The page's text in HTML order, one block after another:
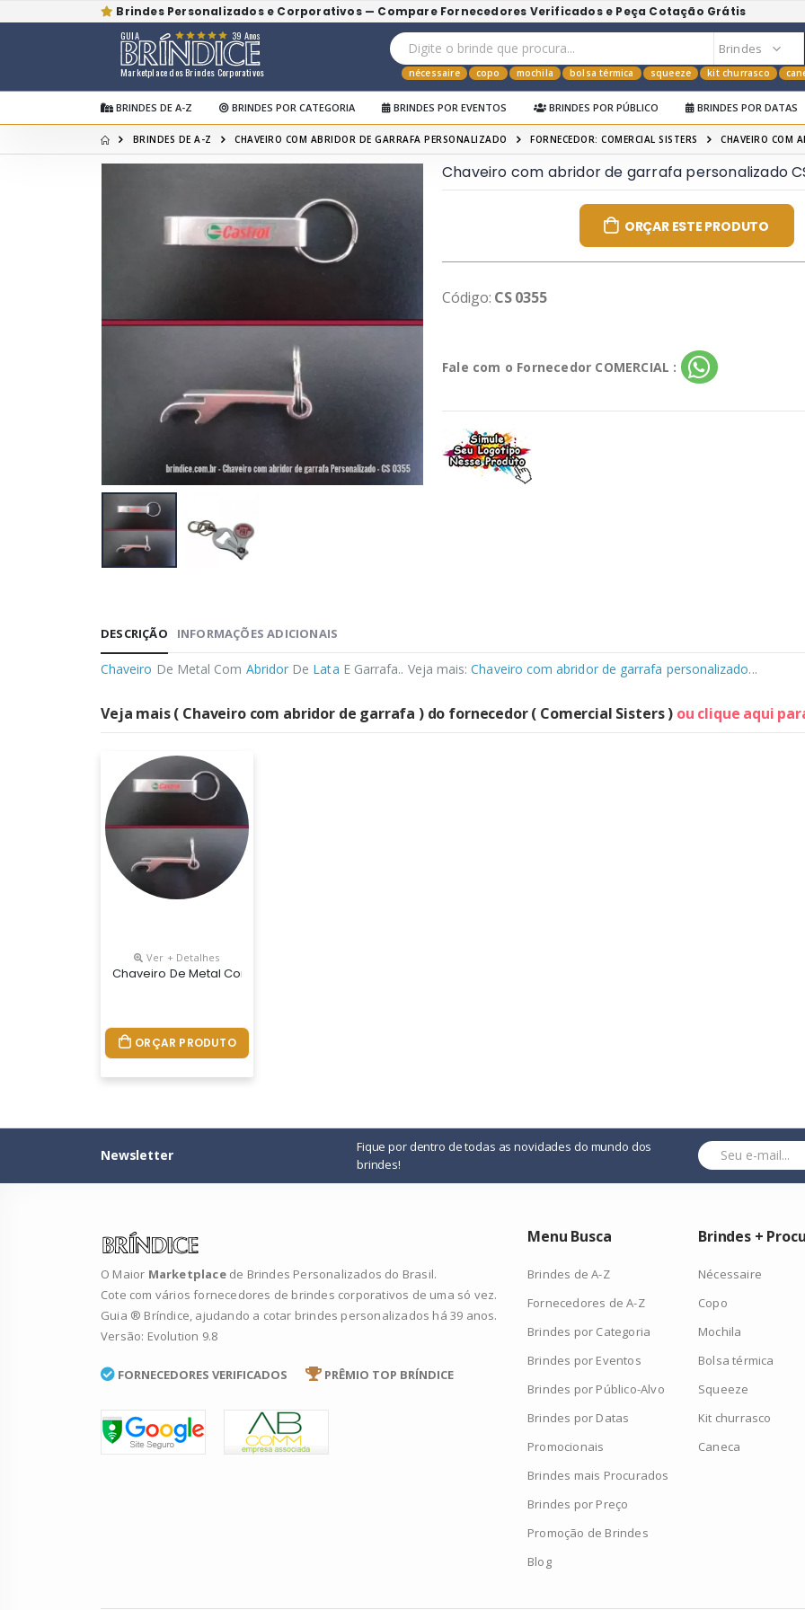
Brindes Personalizados e Corporativos — Compare Fornecedores Verificados e Peça Cotação Grátis
Marketplace dos Brindes Corporativos
GUIA 39 Anos
nécessaire copo mochila bolsa térmica squeeze kit churrasco
BRINDES DE A-Z BRINDES POR CATEGORIA BRINDES POR EVENTOS BRINDES POR PÚBLICO BRINDES POR DATAS
BRINDES DE A-Z CHAVEIRO COM ABRIDOR DE GARRAFA PERSONALIZADO FORNECEDOR: COMERCIAL SISTERS CHAVEIRO COM
Chaveiro com abridor de garrafa personalizado
ORÇAR ESTE PRODUTO
Código: CS 0355
Fale com o Fornecedor COMERCIAL :
DESCRIÇÃO INFORMAÇÕES ADICIONAIS
Chaveiro De Metal Com Abridor De Lata E Garrafa.. Veja mais:Chaveiro com abridor de garrafa personalizado...
Veja mais ( Chaveiro com abridor de garrafa ) do fornecedor ( Comercial Sisters ) ou clique aqui
Ver + Detalhes
Chaveiro De Metal Com Abridor De Lata E Garrafa.
ORÇAR PRODUTO
Newsletter
Fique por dentro de todas as novidades do mundo dos
brindes!
O Maior Marketplace de Brindes Personalizados do Brasil.
Cote com vários fornecedores de brindes corporativos de uma só vez.
Guia ® Bríndice, ajudando a cotar brindes personalizados há 39 anos.
Versão: Evolution 9.8
FORNECEDORES VERIFICADOS PRÊMIO TOP BRÍNDICE
Menu Busca
Brindes de A-Z
Fornecedores de A-Z
Brindes por Categoria
Brindes por Eventos
Brindes por Público-Alvo
Brindes por Datas
Promocionais
Brindes mais Procurados
Brindes por Preço
Promoção de Brindes
Blog
Brindes +
Nécessaire
Copo
Mochila
Bolsa térmica
Squeeze
Kit churrasco
Caneca